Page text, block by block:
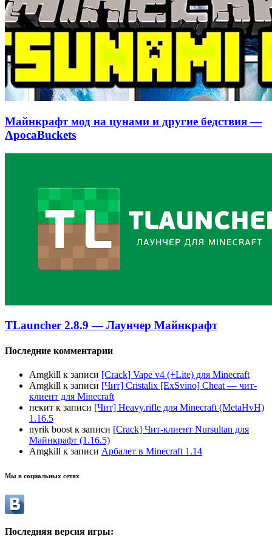
Майнкрафт мод на цунами и другие бедствия —
ApocaBuckets
TLauncher 2.8.9 — Лаунчер Майнкрафт
Последние комментарии
Amgkill к записи [Crack] Vape v4 (+Lite) для Minecraft
Amgkill к записи [Чит] Cristalix [ExSvino] Cheat — чит-
клиент для Minecraft
некит к записи [Чит] Heavy.rifle для Minecraft (MetaHvH)
1.16.5
nyrik boost к записи [Crack] Чит-клиент Nursultan для
Майнкрафт (1.16.5)
Amgkill к записи Арбалет в Minecraft 1.14
Мы в социальных сетях
Последняя версия игры: